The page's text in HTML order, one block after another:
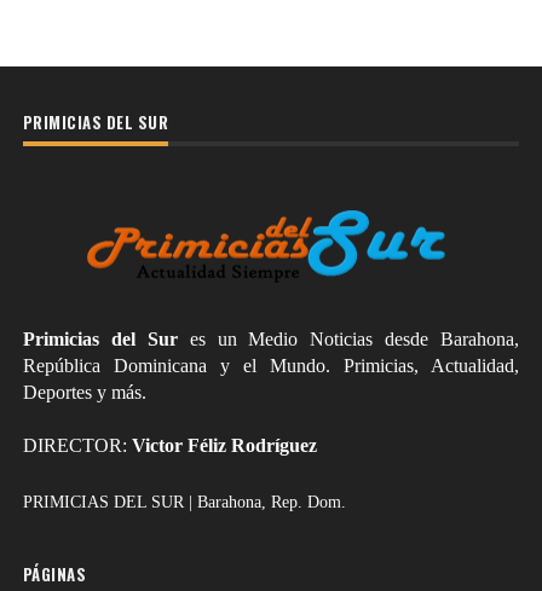
PRIMICIAS DEL SUR
Primicias del Sures un Medio Noticias desde Barahona,
República Dominicana y el Mundo. Primicias, Actualidad,
Deportes y más.
DIRECTOR: Victor Féliz Rodríguez
PRIMICIAS DEL SUR | Barahona, Rep. Dom.
PÁGINAS